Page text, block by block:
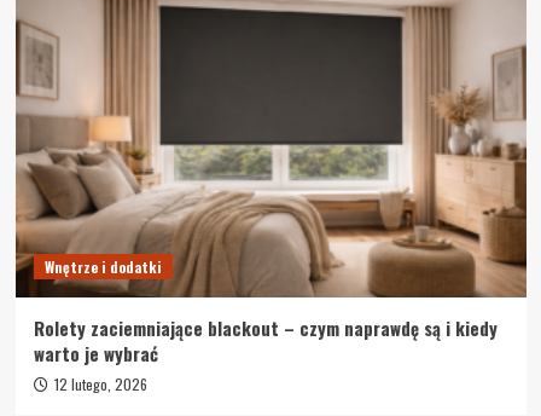
Wnętrze i dodatki
Rolety zaciemniające blackout – czym naprawdę są i kiedy
warto je wybrać
12 lutego, 2026